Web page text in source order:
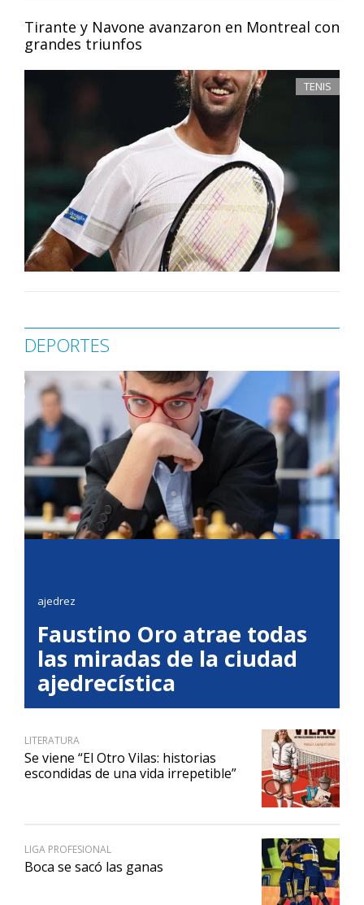
Tirante y Navone avanzaron en Montreal con
grandes triunfos
TENIS
DEPORTES
ajedrez
Faustino Oro atrae todas
las miradas de la ciudad
ajedrecística
LITERATURA
Se viene “El Otro Vilas: historias
escondidas de una vida irrepetible”
LIGA PROFESIONAL
Boca se sacó las ganas